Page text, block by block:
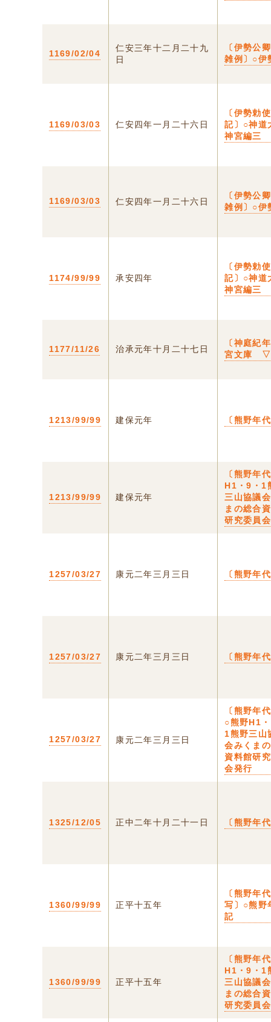
1169/02/04
仁安三年十二月二十九
日
〔伊勢公
雑例〕○
1169/03/03 仁安四年一月二十六日
〔伊勢勅
記〕○神道
神宮編三
1169/03/03 仁安四年一月二十六日
〔伊勢公
雑例〕○
1174/99/99 承安四年
〔伊勢勅
記〕○神道
神宮編三
1177/11/26 治承元年十月二十七日
〔神庭紀
宮文庫 ▽
1213/99/99 建保元年 〔熊野年
1213/99/99 建保元年
〔熊野年
H1・9・1
三山協議
まの総合
研究委員
1257/03/27 康元二年三月三日 〔熊野年
1257/03/27 康元二年三月三日 〔熊野年
1257/03/27 康元二年三月三日
〔熊野年
○熊野H1
1熊野三山
会みくま
資料館研
会発行
1325/12/05 正中二年十月二十一日 〔熊野年
1360/99/99 正平十五年
〔熊野年
写〕○熊野
記
1360/99/99 正平十五年
〔熊野年
H1・9・1
三山協議
まの総合
研究委員